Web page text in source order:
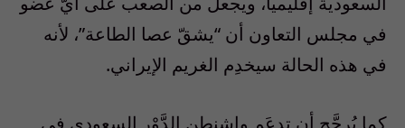
في مجلس التعاون أن “يشقّ عصا الطاعة”، لأنه
في هذه الحالة سيخدِم الغريم الإيراني.
كما يُرجَّح أن تدعَم واشنطن الدَّوْر السعودي في